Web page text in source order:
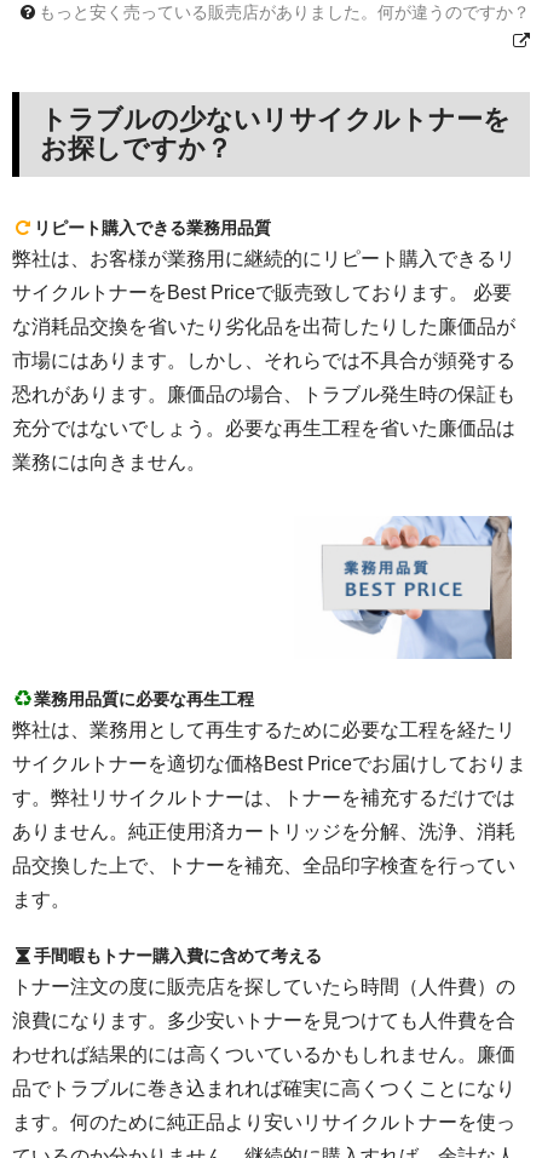
もっと安く売っている販売店がありました。何が違うのですか？
トラブルの少ないリサイクルトナーを
お探しですか？
リピート購入できる業務用品質
弊社は、お客様が業務用に継続的にリピート購入できるリ
サイクルトナーをBest Priceで販売致しております。 必要
な消耗品交換を省いたり劣化品を出荷したりした廉価品が
市場にはあります。しかし、それらでは不具合が頻発する
恐れがあります。廉価品の場合、トラブル発生時の保証も
充分ではないでしょう。必要な再生工程を省いた廉価品は
業務には向きません。
業務用品質に必要な再生工程
弊社は、業務用として再生するために必要な工程を経たリ
サイクルトナーを適切な価格Best Priceでお届けしておりま
す。弊社リサイクルトナーは、トナーを補充するだけでは
ありません。純正使用済カートリッジを分解、洗浄、消耗
品交換した上で、トナーを補充、全品印字検査を行ってい
ます。
手間暇もトナー購入費に含めて考える
トナー注文の度に販売店を探していたら時間（人件費）の
浪費になります。多少安いトナーを見つけても人件費を合
わせれば結果的には高くついているかもしれません。廉価
品でトラブルに巻き込まれれば確実に高くつくことになり
ます。何のために純正品より安いリサイクルトナーを使っ